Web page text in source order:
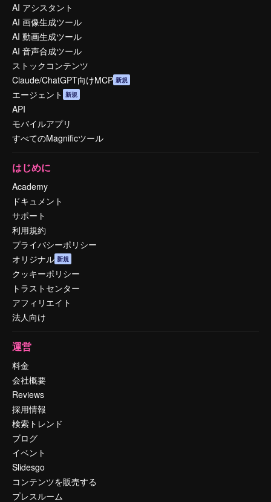
AI アシスタント
AI 画像生成ツール
AI 動画生成ツール
AI 音声合成ツール
ストックコンテンツ
Claude/ChatGPT向けMCP 新規
エージェント 新規
API
モバイルアプリ
すべてのMagnificツール
はじめに
Academy
ドキュメント
サポート
利用規約
プライバシーポリシー
オリジナル 新規
クッキーポリシー
トラストセンター
アフィリエイト
法人向け
運営
料金
会社概要
Reviews
採用情報
検索トレンド
ブログ
イベント
Slidesgo
コンテンツを販売する
プレスルーム